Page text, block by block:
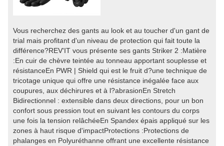
Vous recherchez des gants au look et au toucher d'un gant de
trial mais profitant d'un niveau de protection qui fait toute la
différence?REV'IT vous présente ses gants Striker 2 :Matière
:En cuir de chèvre teintée au tonneau apportant souplesse et
résistanceEn PWR | Shield qui est le fruit d?une technique de
tricotage unique qui offre une résistance inégalée face aux
coupures, aux déchirures et à l?abrasionEn Stretch
Bidirectionnel : extensible dans deux directions, pour un bon
confort sous pression tout en suivant les contours du corps
une fois la tension relâchéeEn Spandex épais appliqué sur les
zones à haut risque d'impactProtections :Protections de
phalanges en Polyuréthanne offrant une excellente résistance